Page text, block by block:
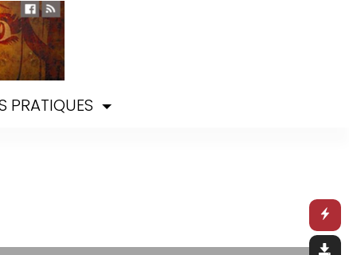
PRATIQUES